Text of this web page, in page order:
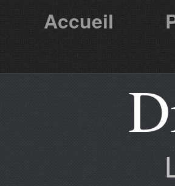
Accueil
Partenaires